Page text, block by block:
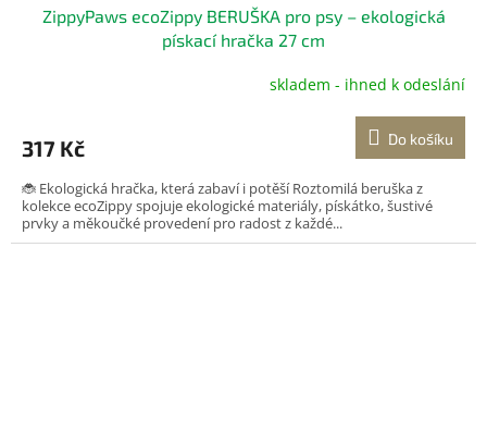
ZippyPaws ecoZippy BERUŠKA pro psy – ekologická
pískací hračka 27 cm
skladem - ihned k odeslání
317 Kč Do košíku
🐞 Ekologická hračka, která zabaví i potěší Roztomilá beruška z
kolekce ecoZippy spojuje ekologické materiály, pískátko, šustivé
prvky a měkoučké provedení pro radost z každé...